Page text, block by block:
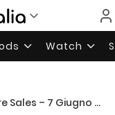
Watch
2010 – Applicazioni in offerta